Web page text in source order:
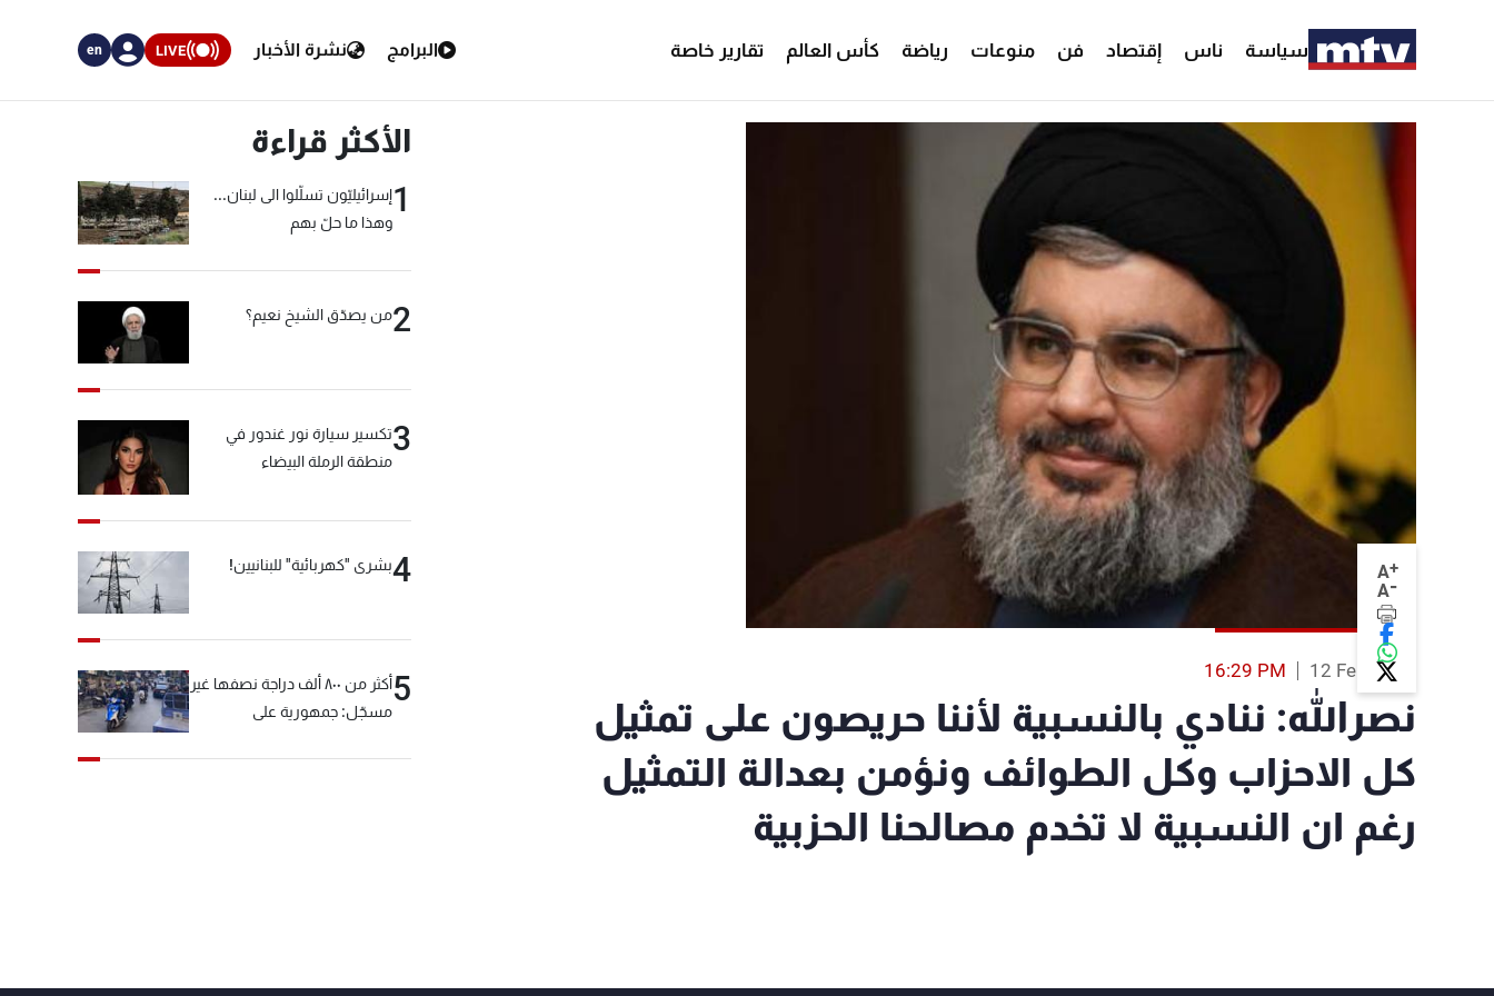
سياسة ناس إقتصاد فن منوعات رياضة كأس العالم تقارير خاصة البرامج نشرة الأخبار LIVE
en
A+
A-
12 Feb 2017
16:29 PM
نصرالله: ننادي بالنسبية لأننا حريصون على تمثيل
كل الاحزاب وكل الطوائف ونؤمن بعدالة التمثيل
رغم ان النسبية لا تخدم مصالحنا الحزبية
الأكثر قراءة
1إسرائيليّون تسلّلوا الى لبنان...
وهذا ما حلّ بهم
2من يصدّق الشيخ نعيم؟
3تكسير سيارة نور غندور في
منطقة الرملة البيضاء
4بشرى "كهربائية" للبنانيين!
5
أكثر من ٨٠٠ ألف دراجة نصفها غير
مسجّل: جمهورية على